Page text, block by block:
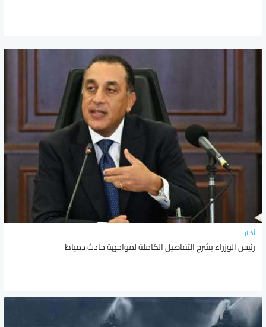
أخبار
رئيس الوزراء يشرح التفاصيل الكاملة لمواجهة حادث دمياط